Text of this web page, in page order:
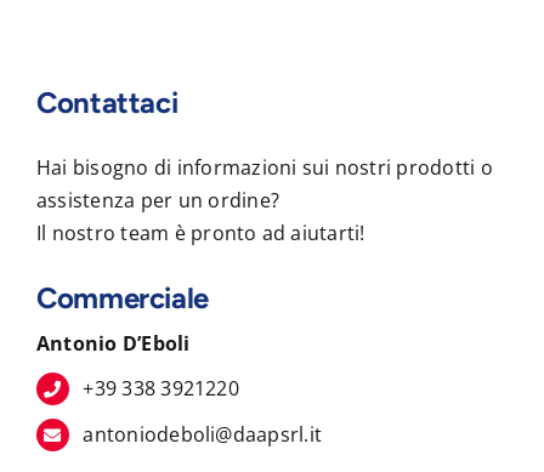
Contattaci
Hai bisogno di informazioni sui nostri prodotti o
assistenza per un ordine?
Il nostro team è pronto ad aiutarti!
Commerciale
Antonio D’Eboli
+39 338 3921220
antoniodeboli@daapsrl.it